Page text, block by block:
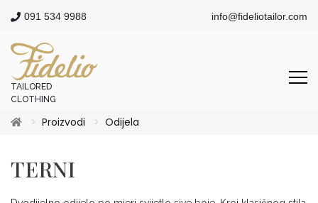
091 534 9988 info@fideliotailor.com
TAILORED
CLOTHING
Proizvodi Odijela
TERNI